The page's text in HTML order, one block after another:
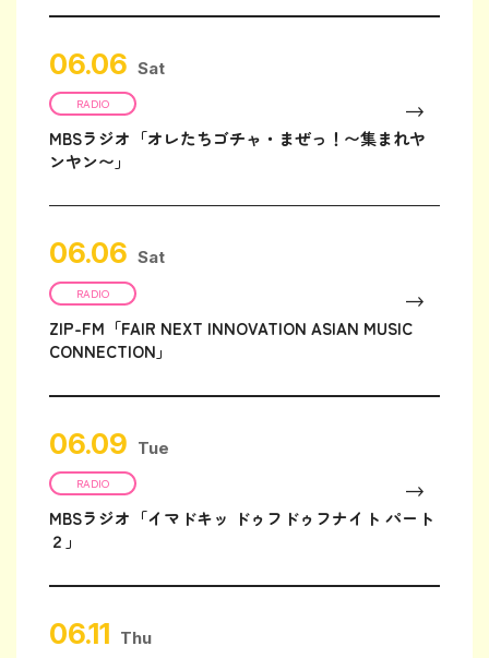
06.06 Sat
RADIO
MBSラジオ「オレたちゴチャ・まぜっ！〜集まれヤ
ンヤン〜」
06.06 Sat
RADIO
ZIP-FM「FAIR NEXT INNOVATION ASIAN MUSIC
CONNECTION」
06.09 Tue
RADIO
MBSラジオ「イマドキッ ドゥフドゥフナイト パート
２」
06.11 Thu